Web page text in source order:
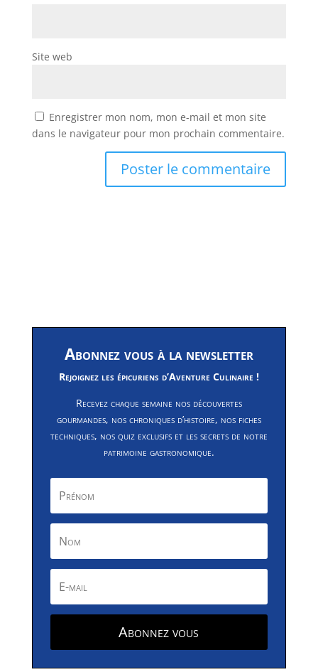
Site web
Enregistrer mon nom, mon e-mail et mon site
dans le navigateur pour mon prochain commentaire.
Abonnez vous à la newsletter
Rejoignez les épicuriens d’Aventure Culinaire !
Recevez chaque semaine nos découvertes
gourmandes, nos chroniques d’histoire, nos fiches
techniques, nos quiz exclusifs et les secrets de notre
patrimoine gastronomique.
Abonnez vous